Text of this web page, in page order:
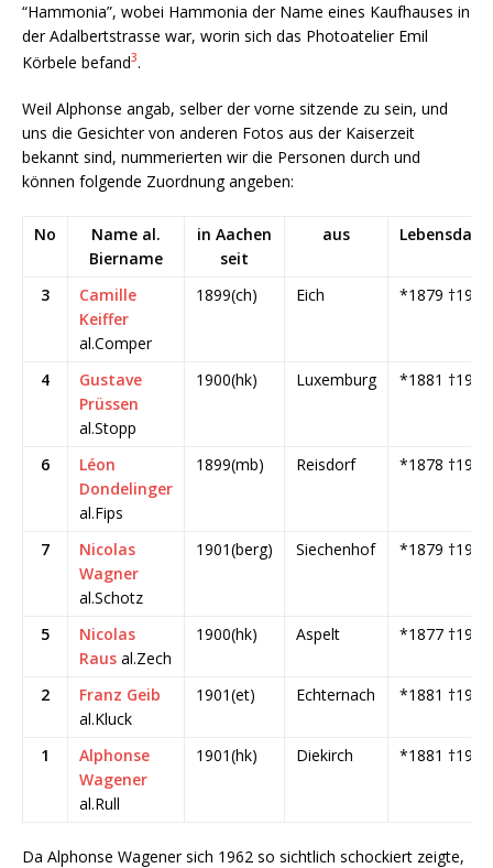
“Hammonia”, wobei Hammonia der Name eines Kaufhauses in
der Adalbertstrasse war, worin sich das Photoatelier Emil
Körbele befand3.
Weil Alphonse angab, selber der vorne sitzende zu sein, und
uns die Gesichter von anderen Fotos aus der Kaiserzeit
bekannt sind, nummerierten wir die Personen durch und
können folgende Zuordnung angeben:
No
Name al.
Biername
in Aachen
seit
aus
3
Camille
Keiffer
al.Comper
1899(ch) Eich *1879 †1940
4
Gustave
Prüssen
al.Stopp
1900(hk) Luxemburg *1881 †1920
6
Léon
Dondelinger
al.Fips
1899(mb) Reisdorf *1878 †1914
7
Nicolas
Wagner
al.Schotz
1901(berg) Siechenhof *1879 †1935
5
Nicolas
Raus al.Zech
1900(hk) Aspelt *1877 †1926
2
Franz Geib
al.Kluck
1901(et) Echternach *1881 †1939
1
Alphonse
Wagener
al.Rull
1901(hk) Diekirch *1881 †1967
Da Alphonse Wagener sich 1962 so sichtlich schockiert zeigte,